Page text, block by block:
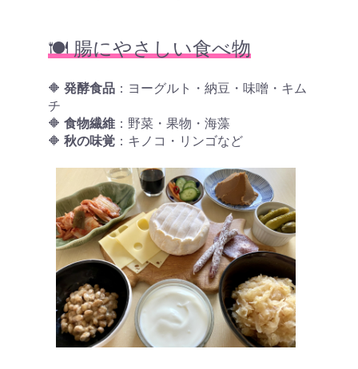
🍽️ 腸にやさしい食べ物
🔶 発酵食品 ：ヨーグルト・納豆・味噌・キム
チ
🔶 食物繊維 ：野菜・果物・海藻
🔶 秋の味覚 ：キノコ・リンゴなど